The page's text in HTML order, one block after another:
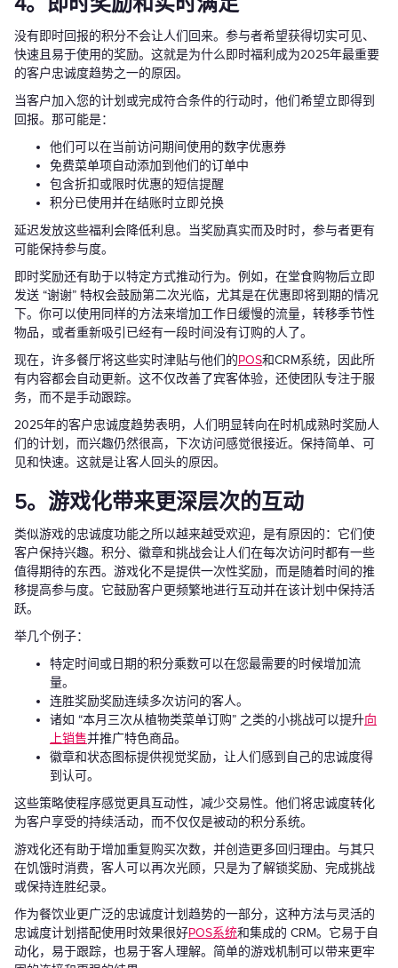
没有即时回报的积分不会让人们回来。参与者希望获得切实可见、
快速且易于使用的奖励。这就是为什么即时福利成为2025年最重要
的客户忠诚度趋势之一的原因。
当客户加入您的计划或完成符合条件的行动时，他们希望立即得到
回报。那可能是：
他们可以在当前访问期间使用的数字优惠券
免费菜单项自动添加到他们的订单中
包含折扣或限时优惠的短信提醒
积分已使用并在结账时立即兑换
延迟发放这些福利会降低利息。当奖励真实而及时时，参与者更有
可能保持参与度。
即时奖励还有助于以特定方式推动行为。例如，在堂食购物后立即
发送 “谢谢” 特权会鼓励第二次光临，尤其是在优惠即将到期的情况
下。你可以使用同样的方法来增加工作日缓慢的流量，转移季节性
物品，或者重新吸引已经有一段时间没有订购的人了。
现在，许多餐厅将这些实时津贴与他们的POS和CRM系统，因此所
有内容都会自动更新。这不仅改善了宾客体验，还使团队专注于服
务，而不是手动跟踪。
2025年的客户忠诚度趋势表明，人们明显转向在时机成熟时奖励人
们的计划，而兴趣仍然很高，下次访问感觉很接近。保持简单、可
见和快速。这就是让客人回头的原因。
5。游戏化带来更深层次的互动
类似游戏的忠诚度功能之所以越来越受欢迎，是有原因的：它们使
客户保持兴趣。积分、徽章和挑战会让人们在每次访问时都有一些
值得期待的东西。游戏化不是提供一次性奖励，而是随着时间的推
移提高参与度。它鼓励客户更频繁地进行互动并在该计划中保持活
跃。
举几个例子：
特定时间或日期的积分乘数可以在您最需要的时候增加流
量。
连胜奖励奖励连续多次访问的客人。
诸如 “本月三次从植物类菜单订购” 之类的小挑战可以提升向
上销售并推广特色商品。
徽章和状态图标提供视觉奖励，让人们感到自己的忠诚度得
到认可。
这些策略使程序感觉更具互动性，减少交易性。他们将忠诚度转化
为客户享受的持续活动，而不仅仅是被动的积分系统。
游戏化还有助于增加重复购买次数，并创造更多回归理由。与其只
在饥饿时消费，客人可以再次光顾，只是为了解锁奖励、完成挑战
或保持连胜纪录。
作为餐饮业更广泛的忠诚度计划趋势的一部分，这种方法与灵活的
忠诚度计划搭配使用时效果很好POS系统和集成的 CRM。它易于自
动化，易于跟踪，也易于客人理解。简单的游戏机制可以带来更牢